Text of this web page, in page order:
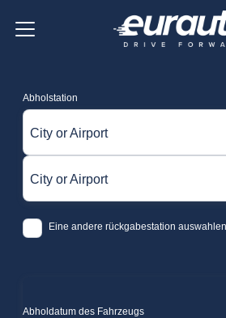
Abholstation
City or Airport
City or Airport
Eine andere rückgabestation auswahlen
Abholdatum des Fahrzeugs